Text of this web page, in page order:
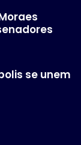
se unem